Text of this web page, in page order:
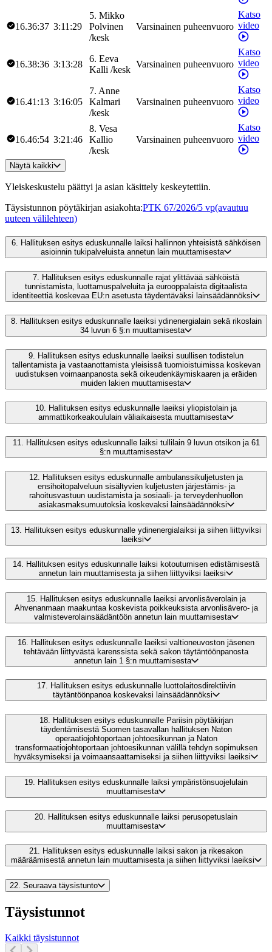
16.36:37 3:11:29
5. Mikko
Polvinen
/kesk
Varsinainen puheenvuoro
Katso
video
16.38:36 3:13:28
6. Eeva
Kalli /kesk
Varsinainen puheenvuoro
Katso
video
16.41:13 3:16:05
7. Anne
Kalmari
/kesk
Varsinainen puheenvuoro
Katso
video
16.46:54 3:21:46
8. Vesa
Kallio
/kesk
Varsinainen puheenvuoro
Katso
video
Näytä kaikki
Yleiskeskustelu päättyi ja asian käsittely keskeytettiin.
Täysistunnon pöytäkirjan asiakohta:PTK 67/2026/5 vp(avautuu
uuteen välilehteen)
6. Hallituksen esitys eduskunnalle laiksi hallinnon yhteisistä sähköisen
asioinnin tukipalveluista annetun lain muuttamisesta
7. Hallituksen esitys eduskunnalle rajat ylittävää sähköistä
tunnistamista, luottamuspalveluita ja eurooppalaista digitaalista
identiteettiä koskevaa EU:n asetusta täydentäväksi lainsäädännöksi
8.
Hallituksen esitys eduskunnalle laeiksi ydinenergialain sekä rikoslain
34 luvun 6 §:n muuttamisesta
9. Hallituksen esitys eduskunnalle laeiksi suullisen todistelun
tallentamista ja vastaanottamista yleisissä tuomioistuimissa koskevan
uudistuksen voimaanpanosta sekä oikeudenkäymiskaaren ja eräiden
muiden lakien muuttamisesta
10. Hallituksen esitys eduskunnalle laeiksi yliopistolain ja
ammattikorkeakoululain väliaikaisesta muuttamisesta
11. Hallituksen esitys eduskunnalle laiksi tullilain 9 luvun otsikon ja 61
§:n muuttamisesta
12.
Hallituksen esitys eduskunnalle ambulanssikuljetusten ja
ensihoitopalveluun sisältyvien kuljetusten järjestämis- ja
rahoitusvastuun uudistamista ja sosiaali- ja terveydenhuollon
asiakasmaksumuutoksia koskevaksi lainsäädännöksi
13. Hallituksen esitys eduskunnalle ydinenergialaiksi ja siihen liittyviksi
laeiksi
14. Hallituksen esitys eduskunnalle laiksi kotoutumisen edistämisestä
annetun lain muuttamisesta ja siihen liittyviksi laeiksi
15.
Hallituksen esitys eduskunnalle laeiksi arvonlisäverolain ja
Ahvenanmaan maakuntaa koskevista poikkeuksista arvonlisävero- ja
valmisteverolainsäädäntöön annetun lain muuttamisesta
16. Hallituksen esitys eduskunnalle laeiksi valtioneuvoston jäsenen
tehtävään liittyvästä karenssista sekä sakon täytäntöönpanosta
annetun lain 1 §:n muuttamisesta
17. Hallituksen esitys eduskunnalle luottolaitosdirektiivin
täytäntöönpanoa koskevaksi lainsäädännöksi
18. Hallituksen esitys eduskunnalle Pariisin pöytäkirjan
täydentämisestä Suomen tasavallan hallituksen Naton
operaatiojohtoportaan johtoesikunnan ja Naton
transformaatiojohtoportaan johtoesikunnan välillä tehdyn sopimuksen
hyväksymiseksi ja voimaansaattamiseksi ja siihen liittyviksi laeiksi
19.
Hallituksen esitys eduskunnalle laiksi ympäristönsuojelulain
muuttamisesta
20. Hallituksen esitys eduskunnalle laiksi perusopetuslain
muuttamisesta
21. Hallituksen esitys eduskunnalle laiksi sakon ja rikesakon
määräämisestä annetun lain muuttamisesta ja siihen liittyviksi laeiksi
22. Seuraava täysistunto
Täysistunnot
Kaikki täysistunnot